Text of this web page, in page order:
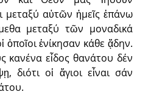
μεταξύ αὐτῶν ἡμεῖς ἐπάνω
μεταξύ τῶν μοναδικά
ἐνίκησαν κάθε ᾅδην.
κανένα εἶδος θανάτου δέν
διότι οἱ ἅγιοι εἶναι σάν